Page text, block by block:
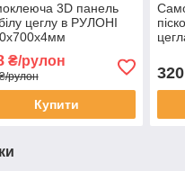
3D панель
цеглу в РУЛОНІ
₴/рулон
рулон
Купити
320